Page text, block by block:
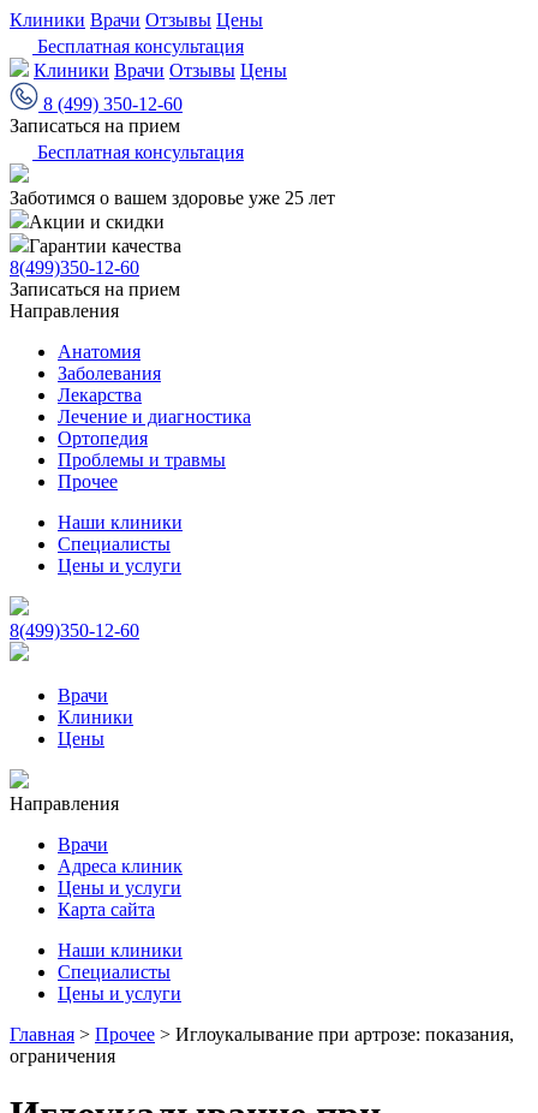
Клиники Врачи Отзывы Цены
Бесплатная консультация
Клиники Врачи Отзывы Цены
8 (499) 350-12-60
Записаться на прием
Бесплатная консультация
Заботимся о вашем здоровье уже 25 лет
Акции и скидки
Гарантии качества
8(499)350-12-60
Записаться на прием
Направления
Анатомия
Заболевания
Лекарства
Лечение и диагностика
Ортопедия
Проблемы и травмы
Прочее
Наши клиники
Специалисты
Цены и услуги
8(499)350-12-60
Врачи
Клиники
Цены
Направления
Врачи
Адреса клиник
Цены и услуги
Карта сайта
Наши клиники
Специалисты
Цены и услуги
Главная > Прочее > Иглоукалывание при артрозе: показания,
ограничения